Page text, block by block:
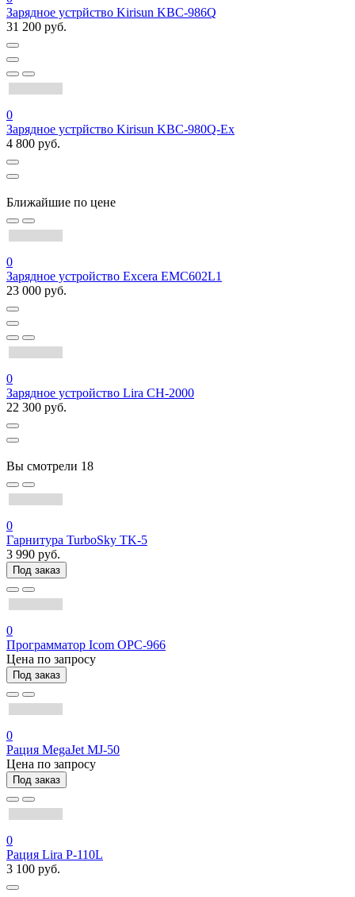
Зарядное устрйство Kirisun KBC-986Q
31 200 руб.
0
Зарядное устрйство Kirisun KBC-980Q-Ex
4 800 руб.
Ближайшие по цене
0
Зарядное устройство Excera EMC602L1
23 000 руб.
0
Зарядное устройство Lira CH-2000
22 300 руб.
Вы смотрели 18
0
Гарнитура TurboSky TK-5
3 990 руб.
Под заказ
0
Программатор Icom OPC-966
Цена по запросу
Под заказ
0
Рация MegaJet MJ-50
Цена по запросу
Под заказ
0
Рация Lira P-110L
3 100 руб.